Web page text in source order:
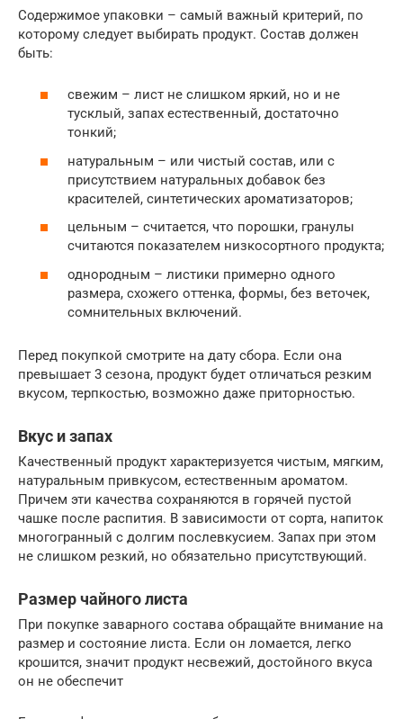
Содержимое упаковки – самый важный критерий, по
которому следует выбирать продукт. Состав должен
быть:
свежим – лист не слишком яркий, но и не
тусклый, запах естественный, достаточно
тонкий;
натуральным – или чистый состав, или с
присутствием натуральных добавок без
красителей, синтетических ароматизаторов;
цельным – считается, что порошки, гранулы
считаются показателем низкосортного продукта;
однородным – листики примерно одного
размера, схожего оттенка, формы, без веточек,
сомнительных включений.
Перед покупкой смотрите на дату сбора. Если она
превышает 3 сезона, продукт будет отличаться резким
вкусом, терпкостью, возможно даже приторностью.
Вкус и запах
Качественный продукт характеризуется чистым, мягким,
натуральным привкусом, естественным ароматом.
Причем эти качества сохраняются в горячей пустой
чашке после распития. В зависимости от сорта, напиток
многогранный с долгим послевкусием. Запах при этом
не слишком резкий, но обязательно присутствующий.
Размер чайного листа
При покупке заварного состава обращайте внимание на
размер и состояние листа. Если он ломается, легко
крошится, значит продукт несвежий, достойного вкуса
он не обеспечит